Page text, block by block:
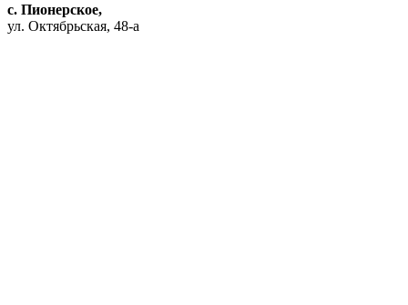
с. Пионерское,
ул. Октябрьская, 48-а